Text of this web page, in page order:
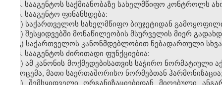
4. სააგენტოს საქმიანობაზე სახელმწიფო კონტროლს
5. სააგენტო ფინანსდება:
ა) საქართველოს სახელმწიფო ბიუჯეტიდან
ბ) შესყიდვებში მონაწილეობის მსურველის მიერ
გ) საქართველოს კანონმდებლობით ნებადართული
6. სააგენტოს ძირითადი ფუნქციებია:
ა) ამ კანონის მოქმედებისათვის საჭირო ნორმატიული
გამოცემა, მათი საერთაშორისო ნორმებთან
ბ) შემსყიდველი ორგანიზაციებიდან მიღებული